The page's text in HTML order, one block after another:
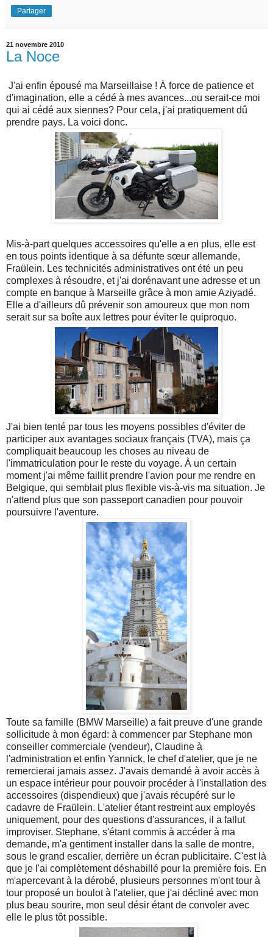
Partager
21 novembre 2010
La Noce
J'ai enfin épousé ma Marseillaise ! À force de patience et
d'imagination, elle a cédé à mes avances...ou serait-ce moi
qui ai cédé aux siennes? Pour cela, j'ai pratiquement dû
prendre pays. La voici donc.
Mis-à-part quelques accessoires qu'elle a en plus, elle est
en tous points identique à sa défunte sœur allemande,
Fraülein. Les technicités administratives ont été un peu
complexes à résoudre, et j'ai dorénavant une adresse et un
compte en banque à Marseille grâce à mon amie Aziyadé.
Elle a d'ailleurs dû prévenir son amoureux que mon nom
serait sur sa boîte aux lettres pour éviter le quiproquo.
J'ai bien tenté par tous les moyens possibles d'éviter de
participer aux avantages sociaux français (TVA), mais ça
compliquait beaucoup les choses au niveau de
l'immatriculation pour le reste du voyage. À un certain
moment j'ai même faillit prendre l'avion pour me rendre en
Belgique, qui semblait plus flexible vis-à-vis ma situation. Je
n'attend plus que son passeport canadien pour pouvoir
poursuivre l'aventure.
Toute sa famille (BMW Marseille) a fait preuve d'une grande
sollicitude à mon égard: à commencer par Stephane mon
conseiller commerciale (vendeur), Claudine à
l'administration et enfin Yannick, le chef d'atelier, que je ne
remercierai jamais assez. J'avais demandé à avoir accès à
un espace intérieur pour pouvoir procéder à l'installation des
accessoires (dispendieux) que j'avais récupéré sur le
cadavre de Fraülein. L'atelier étant restreint aux employés
uniquement, pour des questions d'assurances, il a fallut
improviser. Stephane, s'étant commis à accéder à ma
demande, m'a gentiment installer dans la salle de montre,
sous le grand escalier, derrière un écran publicitaire. C'est là
que je l'ai complètement déshabillé pour la première fois. En
m'apercevant à la dérobé, plusieurs personnes m'ont tour à
tour proposé un boulot à l'atelier, que j'ai décliné avec mon
plus beau sourire, mon seul désir étant de convoler avec
elle le plus tôt possible.